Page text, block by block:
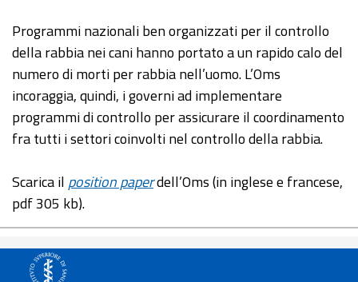
Programmi nazionali ben organizzati per il controllo
della rabbia nei cani hanno portato a un rapido calo del
numero di morti per rabbia nell’uomo. L’Oms
incoraggia, quindi, i governi ad implementare
programmi di controllo per assicurare il coordinamento
fra tutti i settori coinvolti nel controllo della rabbia.
Scarica il position paperdell’Oms (in inglese e francese,
pdf 305 kb).